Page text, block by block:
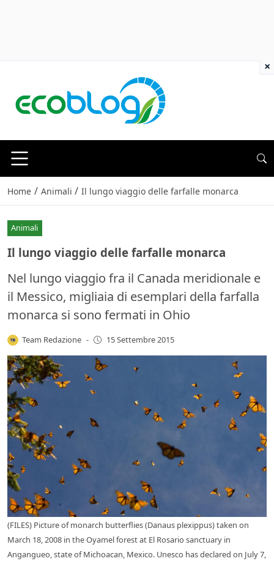
Home / Animali / Il lungo viaggio delle farfalle monarca
Animali
Il lungo viaggio delle farfalle monarca
Nel lungo viaggio fra il Canada meridionale e
il Messico, migliaia di esemplari della farfalla
monarca si sono fermati in Ohio
Team Redazione - 15 Settembre 2015
(FILES) Picture of monarch butterflies (Danaus plexippus) taken on
March 18, 2008 in the Oyamel forest at El Rosario sanctuary in
Angangueo, state of Michoacan, Mexico. Unesco has declared on July 7,
×